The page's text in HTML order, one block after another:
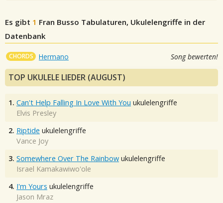
Es gibt 1 Fran Busso Tabulaturen, Ukulelengriffe in der
Datenbank
CHORDS Hermano Song bewerten!
TOP UKULELE LIEDER (AUGUST)
1. Can't Help Falling In Love With You ukulelengriffe
Elvis Presley
2. Riptide ukulelengriffe
Vance Joy
3. Somewhere Over The Rainbow ukulelengriffe
Israel Kamakawiwo'ole
4. I'm Yours ukulelengriffe
Jason Mraz